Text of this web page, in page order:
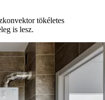
tökéletes
is lesz.